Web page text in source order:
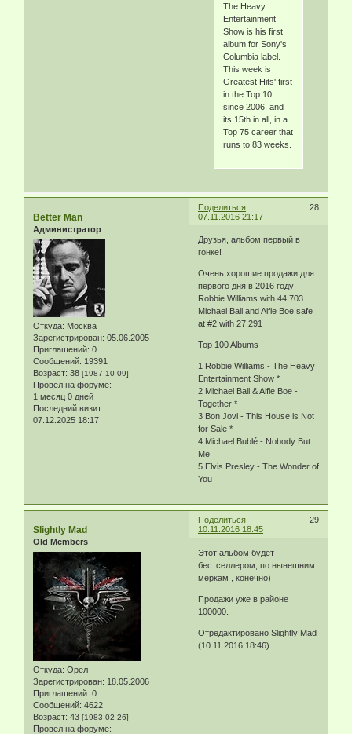
The Heavy
Entertainment
Show is his first
album for Sony's
Columbia label.
This week is
Greatest Hits' first
in the Top 10
since 2006, and
its 15th in all, in a
Top 75 career that
runs to 83 weeks.
Поделиться
28
07.11.2016 21:17
Better Man
Администратор
Откуда: Москва
Зарегистрирован: 05.06.2005
Приглашений: 0
Сообщений: 19391
Возраст: 38 [1987-10-09]
Провел на форуме:
1 месяц 0 дней
Последний визит:
07.12.2025 18:17
Друзья, альбом первый в
гонке!
Очень хорошие продажи для
первого дня в 2016 году
Robbie Williams with 44,703.
Michael Ball and Alfie Boe safe
at #2 with 27,291
Top 100 Albums
1 Robbie Williams - The Heavy
Entertainment Show *
2 Michael Ball & Alfie Boe -
Together *
3 Bon Jovi - This House is Not
for Sale *
4 Michael Bublé - Nobody But
Me
5 Elvis Presley - The Wonder of
You
Поделиться
29
10.11.2016 18:45
Slightly Mad
Old Members
Откуда: Орел
Зарегистрирован: 18.05.2006
Приглашений: 0
Сообщений: 4622
Возраст: 43 [1983-02-26]
Провел на форуме:
Этот альбом будет
бестселлером, по нынешним
меркам , конечно)
Продажи уже в районе
100000.
Отредактировано Slightly Mad
(10.11.2016 18:46)